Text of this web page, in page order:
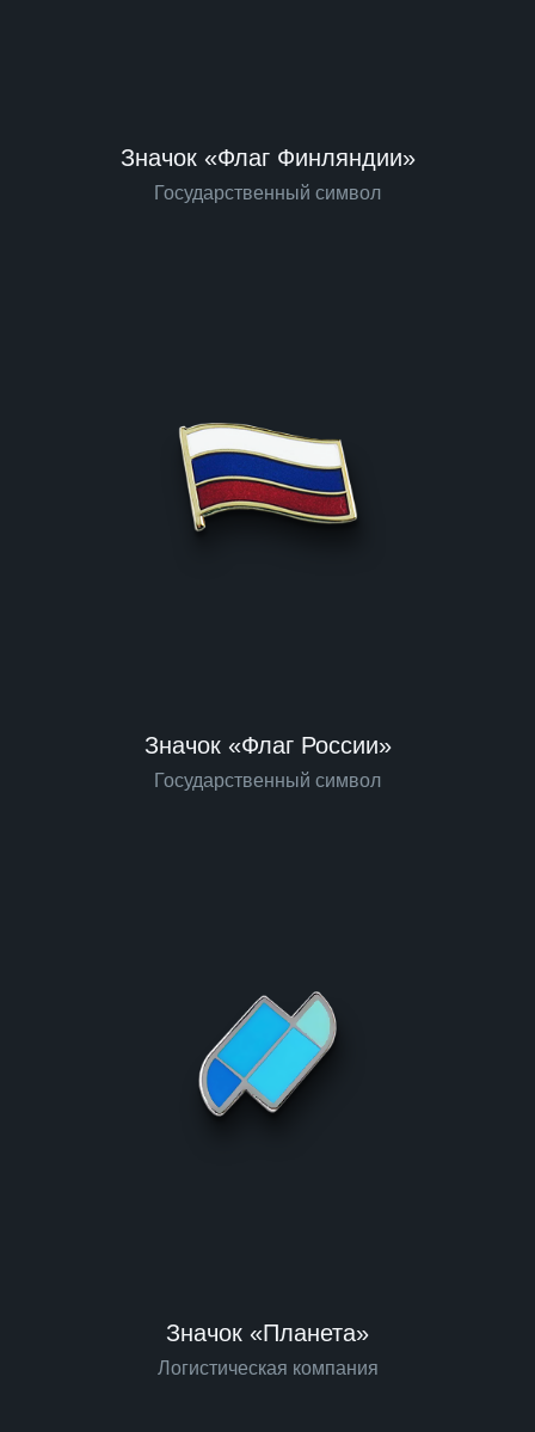
Значок «Флаг Финляндии»
Государственный символ
Значок «Флаг России»
Государственный символ
Значок «Планета»
Логистическая компания